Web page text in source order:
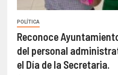
POLÍTICA
Reconoce
del personal
el Día de la Secretaria.